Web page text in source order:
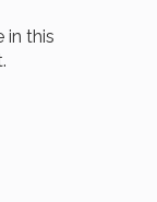
in this